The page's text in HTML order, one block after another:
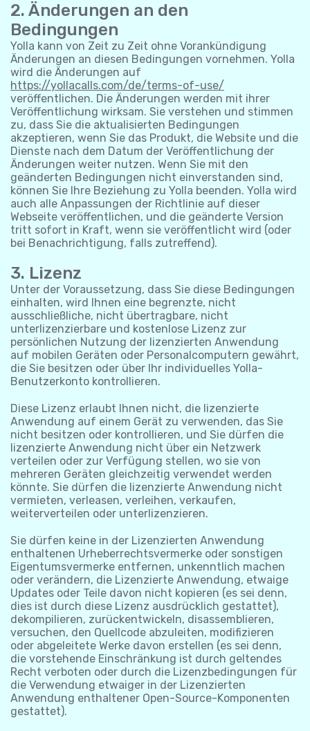
2. Änderungen an den
Bedingungen
Yolla kann von Zeit zu Zeit ohne Vorankündigung
Änderungen an diesen Bedingungen vornehmen. Yolla
wird die Änderungen auf
https://yollacalls.com/de/terms-of-use/
veröffentlichen. Die Änderungen werden mit ihrer
Veröffentlichung wirksam. Sie verstehen und stimmen
zu, dass Sie die aktualisierten Bedingungen
akzeptieren, wenn Sie das Produkt, die Website und die
Dienste nach dem Datum der Veröffentlichung der
Änderungen weiter nutzen. Wenn Sie mit den
geänderten Bedingungen nicht einverstanden sind,
können Sie Ihre Beziehung zu Yolla beenden. Yolla wird
auch alle Anpassungen der Richtlinie auf dieser
Webseite veröffentlichen, und die geänderte Version
tritt sofort in Kraft, wenn sie veröffentlicht wird (oder
bei Benachrichtigung, falls zutreffend).
3. Lizenz
Unter der Voraussetzung, dass Sie diese Bedingungen
einhalten, wird Ihnen eine begrenzte, nicht
ausschließliche, nicht übertragbare, nicht
unterlizenzierbare und kostenlose Lizenz zur
persönlichen Nutzung der lizenzierten Anwendung
auf mobilen Geräten oder Personalcomputern gewährt,
die Sie besitzen oder über Ihr individuelles Yolla-
Benutzerkonto kontrollieren.
Diese Lizenz erlaubt Ihnen nicht, die lizenzierte
Anwendung auf einem Gerät zu verwenden, das Sie
nicht besitzen oder kontrollieren, und Sie dürfen die
lizenzierte Anwendung nicht über ein Netzwerk
verteilen oder zur Verfügung stellen, wo sie von
mehreren Geräten gleichzeitig verwendet werden
könnte. Sie dürfen die lizenzierte Anwendung nicht
vermieten, verleasen, verleihen, verkaufen,
weiterverteilen oder unterlizenzieren.
Sie dürfen keine in der Lizenzierten Anwendung
enthaltenen Urheberrechtsvermerke oder sonstigen
Eigentumsvermerke entfernen, unkenntlich machen
oder verändern, die Lizenzierte Anwendung, etwaige
Updates oder Teile davon nicht kopieren (es sei denn,
dies ist durch diese Lizenz ausdrücklich gestattet),
dekompilieren, zurückentwickeln, disassemblieren,
versuchen, den Quellcode abzuleiten, modifizieren
oder abgeleitete Werke davon erstellen (es sei denn,
die vorstehende Einschränkung ist durch geltendes
Recht verboten oder durch die Lizenzbedingungen für
die Verwendung etwaiger in der Lizenzierten
Anwendung enthaltener Open-Source-Komponenten
gestattet).